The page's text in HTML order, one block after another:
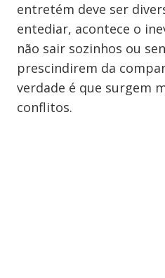
entretém deve ser
entediar, acontece o
não sair sozinhos ou
prescindirem da
verdade é que surgem
conflitos.